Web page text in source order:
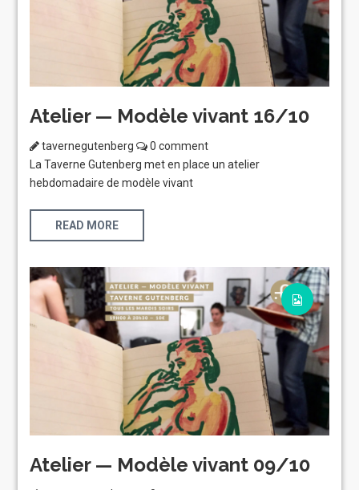
Atelier — Modèle vivant 16/10
tavernegutenberg
0 comment
La Taverne Gutenberg met en place un atelier
hebdomadaire de modèle vivant
READ MORE
Atelier — Modèle vivant 09/10